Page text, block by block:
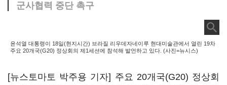
군사협력 중단 촉구
윤석열 대통령이 18일(현지시간) 브라질 리우데자네이루 현대미술관에서 열린 19차
주요 20개국(G20) 정상회의 제1세션에 참석해 발언하고 있다. (사진=뉴시스)
[뉴스토마토 박주용 기자] 주요 20개국(G20) 정상회